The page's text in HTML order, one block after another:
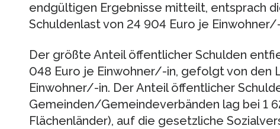
endgültigen Ergebnisse mitteilt, entsprach
Schuldenlast von 24 904 Euro je
Der größte Anteil öffentlicher Schulden
048 Euro je Einwohner/-in, gefolgt von den
Einwohner/-in. Der Anteil öffentlicher
Gemeinden/Gemeindeverbänden lag bei 1
Flächenländer), auf die gesetzliche